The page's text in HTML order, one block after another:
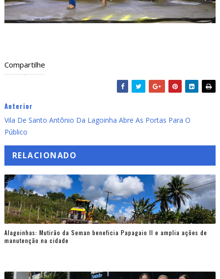
Compartilhe
Anterior
Vila De Santo Antônio Da Lagoinha Abre As Portas Para O
Público
RELACIONADO
Alagoinhas: Mutirão da Seman beneficia Papagaio II e amplia ações de
manutenção na cidade